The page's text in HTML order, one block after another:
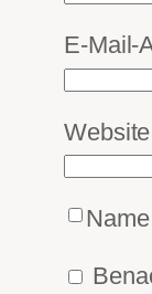
E-Mail-
Website